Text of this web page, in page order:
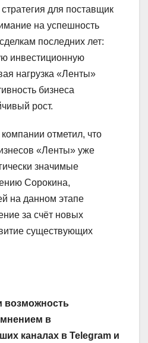
для поставщик
на успешность
последних лет:
инвестиционную
нагрузка «Ленты»
бизнеса
рост.
отметил, что
«Ленты» уже
значимые
Сорокина,
на данном этапе
за счёт новых
существующих
возможность
в
каналах в Telegram и